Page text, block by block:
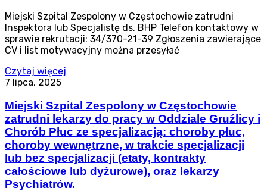
Miejski Szpital Zespolony w Częstochowie zatrudni
Inspektora lub Specjalistę ds. BHP Telefon kontaktowy w
sprawie rekrutacji: 34/370-21-39 Zgłoszenia zawierające
CV i list motywacyjny można przesyłać
Czytaj więcej
7 lipca, 2025
Miejski Szpital Zespolony w Częstochowie
zatrudni lekarzy do pracy w Oddziale Gruźlicy i
Chorób Płuc ze specjalizacją: choroby płuc,
choroby wewnętrzne, w trakcie specjalizacji
lub bez specjalizacji (etaty, kontrakty
całościowe lub dyżurowe), oraz lekarzy
Psychiatrów.